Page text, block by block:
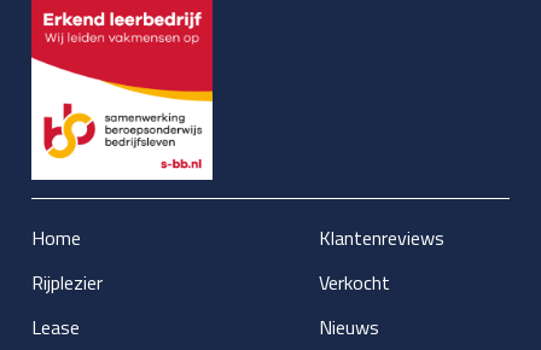
Home
Rijplezier
Lease
Klantenreviews
Verkocht
Nieuws